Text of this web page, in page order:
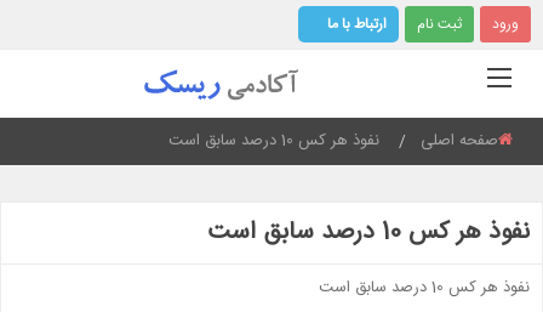
ورود ثبت نام ارتباط با ما
Current:
نفوذ هر کس 10 درصد سابق است صفحه اصلی
نفوذ هر کس 10 درصد سابق است
نفوذ هر کس 10 درصد سابق است